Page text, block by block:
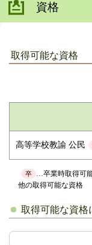
資格
取得可能な資格
高等学校教諭 公民
卒 …卒業時取得可
他の取得可能な資格
取得可能な資格